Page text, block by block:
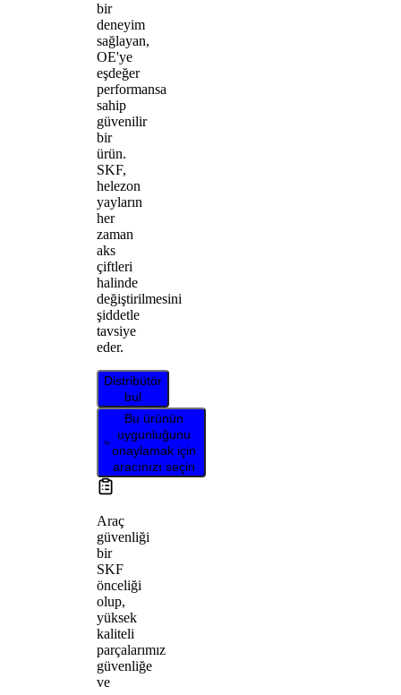
bir
deneyim
sağlayan,
OE'ye
eşdeğer
performansa
sahip
güvenilir
bir
ürün.
SKF,
helezon
yayların
her
zaman
aks
çiftleri
halinde
değiştirilmesini
şiddetle
tavsiye
eder.
Distribütör
bul
Bu ürünün
uygunluğunu
onaylamak için
aracınızı seçin
Araç
güvenliği
bir
SKF
önceliği
olup,
yüksek
kaliteli
parçalarımız
güvenliğe
ve